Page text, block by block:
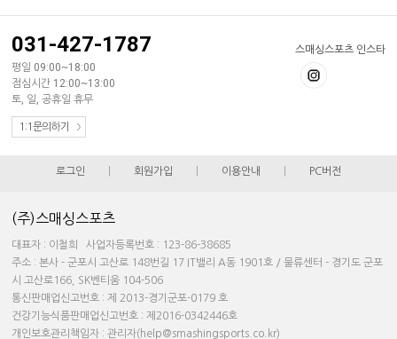
스매싱스포츠 인스타
031-427-1787
평일 09:00~18:00
점심시간 12:00~13:00
토, 일, 공휴일 휴무
1:1문의하기
로그인 회원가입 이용안내 PC버전
(주)스매싱스포츠
대표자 : 이철희 사업자등록번호 : 123-86-38685
주소 : 본사 - 군포시 고산로 148번길 17 IT밸리 A동 1901호 / 물류센터 - 경기도 군포
시 고산로166, SK벤티움 104-506
통신판매업신고번호 : 제 2013-경기군포-0179 호
건강기능식품판매업신고번호 : 제2016-0342446호
개인보호관리책임자 : 관리자(help@smashingsports.co.kr)